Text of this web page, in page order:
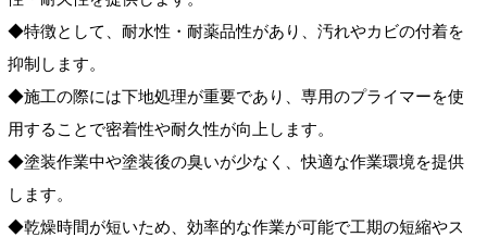
◆特徴として、耐水性・耐薬品性があり、汚れやカビの付着を
抑制します。
◆施工の際には下地処理が重要であり、専用のプライマーを使
用することで密着性や耐久性が向上します。
◆塗装作業中や塗装後の臭いが少なく、快適な作業環境を提供
します。
◆乾燥時間が短いため、効率的な作業が可能で工期の短縮やス